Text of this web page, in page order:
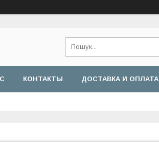
КОНТАКТЫ ДОСТАВКА И ОПЛАТА